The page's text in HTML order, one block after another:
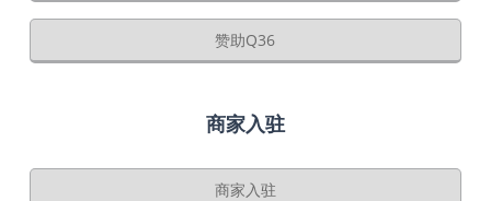
赞助Q36
商家入驻
商家入驻